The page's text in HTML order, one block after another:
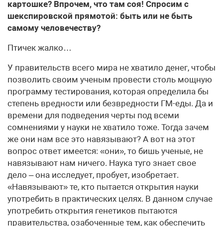
картошке? Впрочем, что там соя! Спросим с
шекспировской прямотой: быть или не быть
самому человечеству?
Птичек жалко…
У правительств всего мира не хватило денег, чтобы
позволить своим ученым провести столь мощную
программу тестирования, которая определила бы
степень вредности или безвредности ГМ-еды. Да и
времени для подведения черты под всеми
сомнениями у науки не хватило тоже. Тогда зачем
же они нам все это навязывают? А вот на этот
вопрос ответ имеется: «они», то бишь ученые, не
навязывают нам ничего. Наука туго знает свое
дело – она исследует, пробует, изобретает.
«Навязывают» те, кто пытается открытия науки
употребить в практических целях. В данном случае
употребить открытия генетиков пытаются
правительства, озабоченные тем, как обеспечить